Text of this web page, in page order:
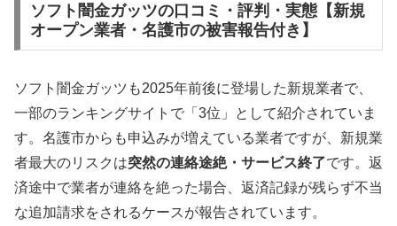
ソフト闇金ガッツの口コミ・評判・実態【新規
オープン業者・名護市の被害報告付き】
ソフト闇金ガッツも2025年前後に登場した新規業者で、
一部のランキングサイトで「3位」として紹介されていま
す。名護市からも申込みが増えている業者ですが、新規業
者最大のリスクは突然の連絡途絶・サービス終了です。返
済途中で業者が連絡を絶った場合、返済記録が残らず不当
な追加請求をされるケースが報告されています。